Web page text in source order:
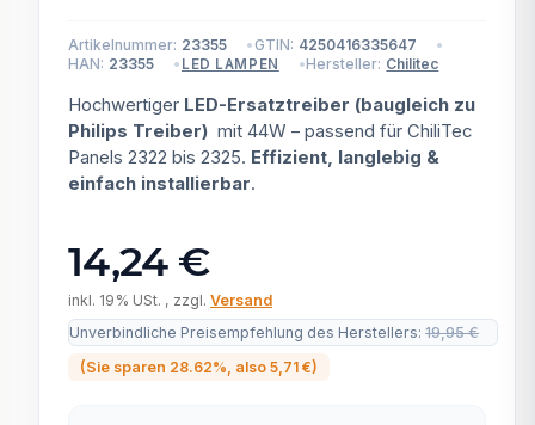
Artikelnummer: 23355 GTIN: 4250416335647
HAN: 23355 LED LAMPEN Hersteller: Chilitec
Hochwertiger LED-Ersatztreiber (baugleich zu
Philips Treiber) mit 44W – passend für ChiliTec
Panels 2322 bis 2325. Effizient, langlebig &
einfach installierbar.
14,24 €
inkl. 19% USt. , zzgl. Versand
Unverbindliche Preisempfehlung des Herstellers: 19,95 €
(Sie sparen 28.62% , also 5,71 €)